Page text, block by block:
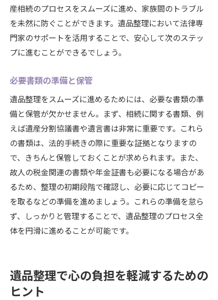
産相続のプロセスをスムーズに進め、家族間のトラブル
を未然に防ぐことができます。遺品整理において法律専
門家のサポートを活用することで、安心して次のステッ
プに進むことができるでしょう。
必要書類の準備と保管
遺品整理をスムーズに進めるためには、必要な書類の準
備と保管が欠かせません。まず、相続に関する書類、例
えば遺産分割協議書や遺言書は非常に重要です。これら
の書類は、法的手続きの際に重要な証拠となりますの
で、きちんと保管しておくことが求められます。また、
故人の税金関連の書類や年金証書も必要になる場合があ
るため、整理の初期段階で確認し、必要に応じてコピー
を取るなどの準備を進めましょう。これらの準備を怠ら
ず、しっかりと管理することで、遺品整理のプロセス全
体を円滑に進めることが可能です。
遺品整理で心の負担を軽減するための
ヒント